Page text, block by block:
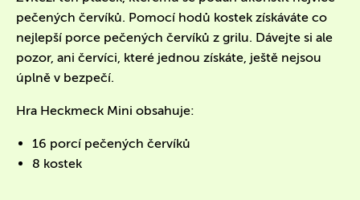
pečených červíků. Pomocí hodů kostek získáváte co
nejlepší porce pečených červíků z grilu. Dávejte si ale
pozor, ani červíci, které jednou získáte, ještě nejsou
úplně v bezpečí.
Hra Heckmeck Mini obsahuje:
16 porcí pečených červíků
8 kostek